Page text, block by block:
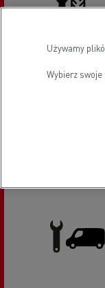
Serwis
Używamy
Wybierz